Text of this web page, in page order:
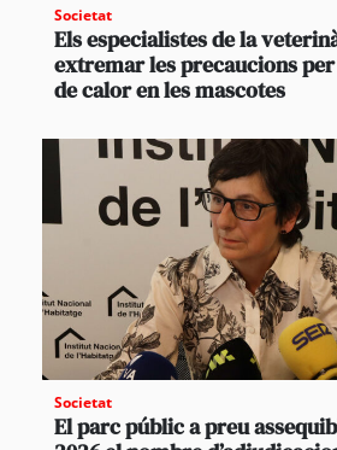
Societat
Els especialistes de la
extremar les precaucions
de calor en les mascotes
Societat
El parc públic a preu